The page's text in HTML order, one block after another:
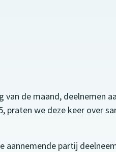
van de maand, deelnemen
praten we deze keer over
aannemende partij